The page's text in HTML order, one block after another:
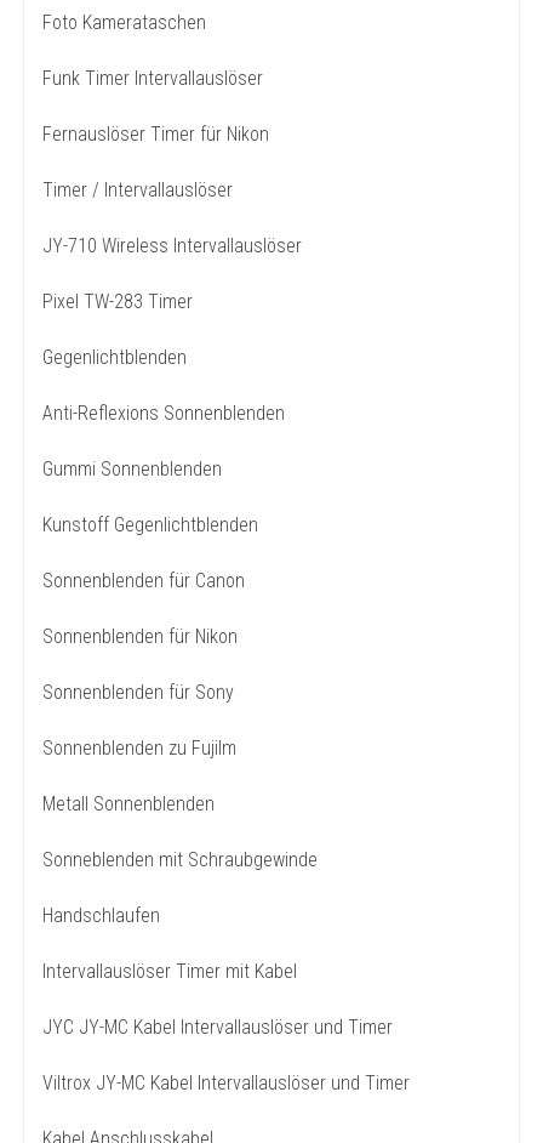
Foto Kamerataschen
Funk Timer Intervallauslöser
Fernauslöser Timer für Nikon
Timer / Intervallauslöser
JY-710 Wireless Intervallauslöser
Pixel TW-283 Timer
Gegenlichtblenden
Anti-Reflexions Sonnenblenden
Gummi Sonnenblenden
Kunstoff Gegenlichtblenden
Sonnenblenden für Canon
Sonnenblenden für Nikon
Sonnenblenden für Sony
Sonnenblenden zu Fujilm
Metall Sonnenblenden
Sonneblenden mit Schraubgewinde
Handschlaufen
Intervallauslöser Timer mit Kabel
JYC JY-MC Kabel Intervallauslöser und Timer
Viltrox JY-MC Kabel Intervallauslöser und Timer